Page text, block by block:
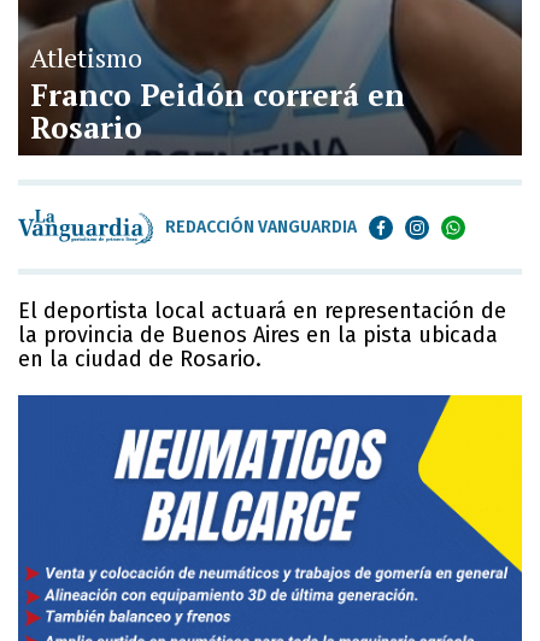
Atletismo
Franco Peidón correrá en
Rosario
REDACCIÓN VANGUARDIA
El deportista local actuará en representación de
la provincia de Buenos Aires en la pista ubicada
en la ciudad de Rosario.